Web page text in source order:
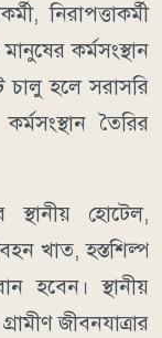
নিরাপত্তাকর্মী
কর্মসংস্থান
চালু হলে সরাসরি
তৈরির
স্থানীয় হোটেল,
খাত, হস্তশিল্প
হবেন। স্থানীয়
জীবনযাত্রার